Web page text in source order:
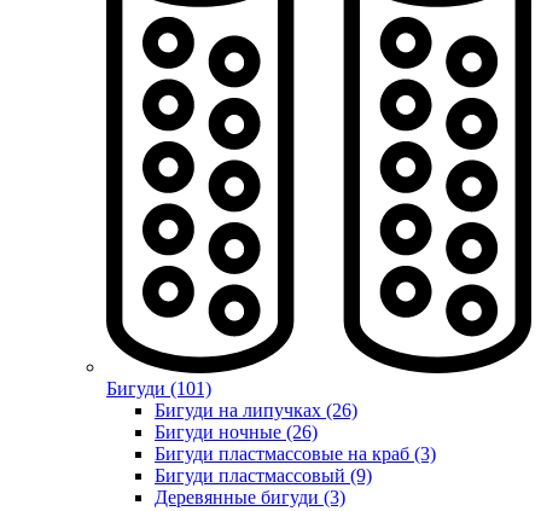
Бигуди (101)
Бигуди на липучках (26)
Бигуди ночные (26)
Бигуди пластмассовые на краб (3)
Бигуди пластмассовый (9)
Деревянные бигуди (3)